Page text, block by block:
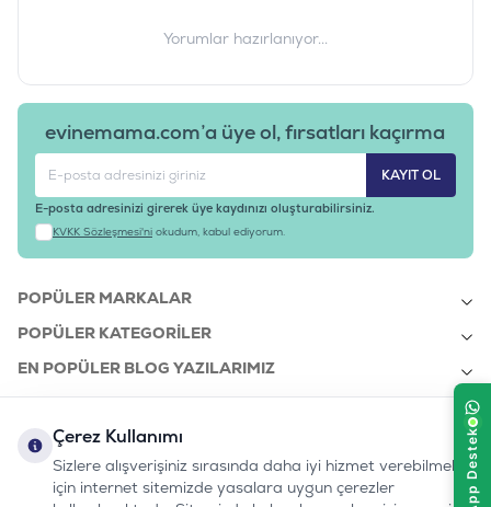
Yorumlar hazırlanıyor...
evinemama.com’a üye ol, fırsatları kaçırma
KAYIT OL
E-posta adresinizi girerek üye kaydınızı oluşturabilirsiniz.
KVKK Sözleşmesi'ni okudum, kabul ediyorum.
POPÜLER MARKALAR
POPÜLER KATEGORILER
EN POPÜLER BLOG YAZILARIMIZ
KURUMSAL
Çerez Kullanımı
Sizlere alışverişiniz sırasında daha iyi hizmet verebilmek
için internet sitemizde yasalara uygun çerezler